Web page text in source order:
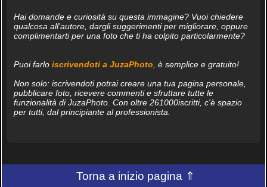
Hai domande e curiosità su questa immagine? Vuoi chiedere
qualcosa all'autore, dargli suggerimenti per migliorare, oppure
complimentarti per una foto che ti ha colpito particolarmente?
Puoi farlo iscrivendoti a JuzaPhoto, è semplice e gratuito!
Non solo: iscrivendoti potrai creare una tua pagina personale,
pubblicare foto, ricevere commenti e sfruttare tutte le
funzionalità di JuzaPhoto. Con oltre 261000iscritti, c'è spazio
per tutti, dal principiante al professionista.
Torna a inizio pagina ⇑